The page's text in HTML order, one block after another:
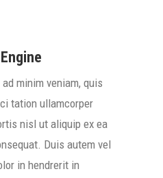
minim veniam, quis
tation ullamcorper
nisl ut aliquip ex ea
Duis autem vel
in hendrerit in